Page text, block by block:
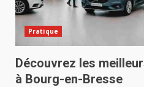
Pratique
Découvrez les
à Bourg-en-Bresse